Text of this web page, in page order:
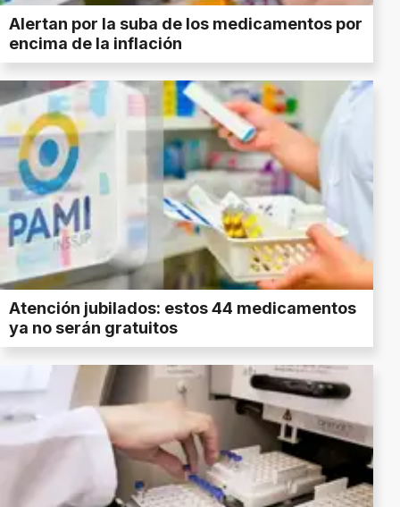
Alertan por la suba de los medicamentos por
encima de la inflación
Atención jubilados: estos 44 medicamentos
ya no serán gratuitos